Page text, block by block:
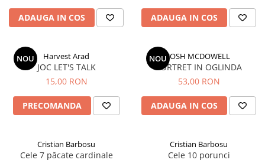
ADAUGA IN COS ADAUGA IN COS
NOU Harvest Arad
JOC LET'S TALK
15,00 RON
PRECOMANDA
NOUJOSH MCDOWELL
PORTRET IN OGLINDA
53,00 RON
ADAUGA IN COS
Cristian Barbosu
Cele 7 păcate cardinale
Cristian Barbosu
Cele 10 porunci